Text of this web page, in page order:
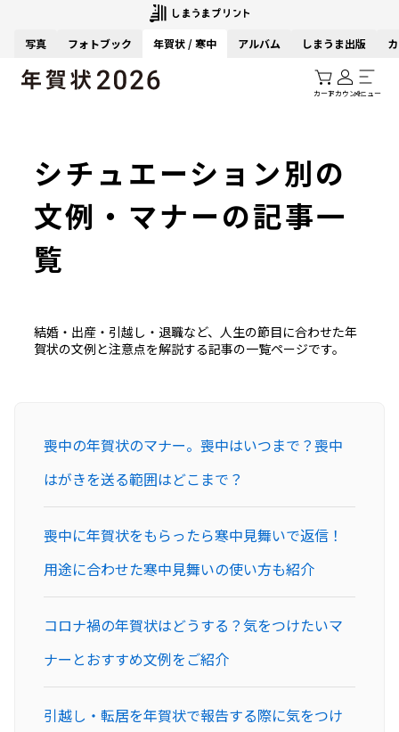
写真 フォトブック 年賀状 / 寒中 アルバム しまうま出版
カートアカウントメニュー
シチュエーション別の
文例・マナーの記事一
覧
結婚・出産・引越し・退職など、人生の節目に合わせた年
賀状の文例と注意点を解説する記事の一覧ページです。
喪中の年賀状のマナー。喪中はいつまで？喪中
はがきを送る範囲はどこまで？
喪中に年賀状をもらったら寒中見舞いで返信！
用途に合わせた寒中見舞いの使い方も紹介
コロナ禍の年賀状はどうする？気をつけたいマ
ナーとおすすめ文例をご紹介
引越し・転居を年賀状で報告する際に気をつけ